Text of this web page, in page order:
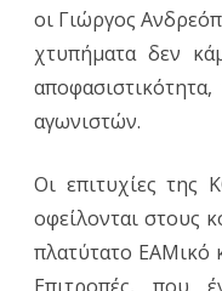
οι Γιώργος
χτυπήματα δεν
αγωνιστών.
Οι επιτυχίες της
οφείλονται στους
πλατύτατο ΕΑΜικό